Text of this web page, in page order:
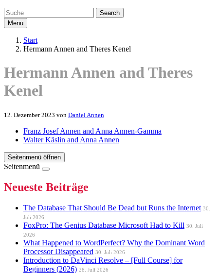
Search
Menu
Start
Hermann Annen and Theres Kenel
Hermann Annen and Theres
Kenel
12. Dezember 2023 von Daniel Annen
Franz Josef Annen and Anna Annen-Gamma
Walter Käslin and Anna Annen
Seitenmenü öffnen
Seitenmenü
Neueste Beiträge
The Database That Should Be Dead but Runs the Internet 30.
Juli 2026
FoxPro: The Genius Database Microsoft Had to Kill 30. Juli
2026
What Happened to WordPerfect? Why the Dominant Word
Processor Disappeared 30. Juli 2026
Introduction to DaVinci Resolve – [Full Course] for
Beginners (2026) 28. Juli 2026